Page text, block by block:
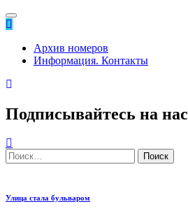
Архив номеров
Информация. Контакты
Подписывайтесь на нас
Найти:
Улица стала бульваром